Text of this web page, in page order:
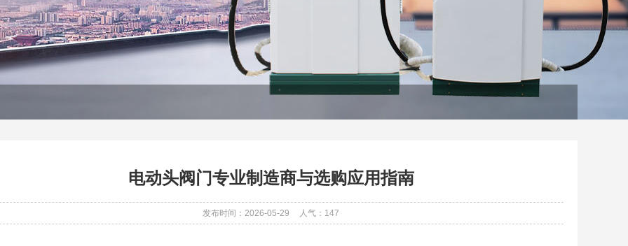
电动头阀门专业制造商与选购应用指南
发布时间：2026-05-29 人气： 147